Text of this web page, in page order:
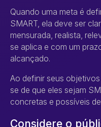
Quando uma meta é
SMART, ela deve ser
mensurada, realista,
se aplica e com um
alcançado.
Ao definir seus
se de que eles sejam
concretas e possíveis
Considere o